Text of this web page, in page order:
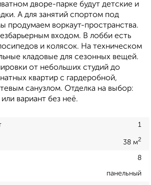
дворе-парке будут детские и
А для занятий спортом под
продумаем воркаут-пространства.
входом. В лобби есть
и колясок. На техническом
кладовые для сезонных вещей.
от небольших студий до
квартир с гардеробной,
санузлом. Отделка на выбор:
вариант без неё.
1
38 м2
8
панельный